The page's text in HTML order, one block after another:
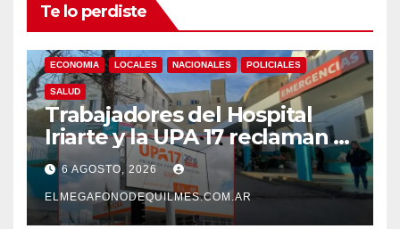
Te lo perdiste
ECONOMIA LOCALES NACIONALES POLICIALES
SALUD
Trabajadores del Hospital
Iriarte y la UPA 17 reclaman el
pase a planta de becarios y
mejoras laborales
6 AGOSTO, 2026
ELMEGAFONODEQUILMES.COM.AR